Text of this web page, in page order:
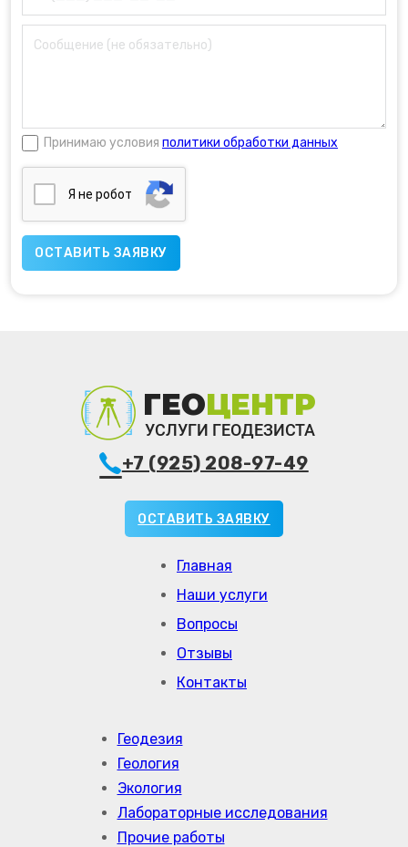
Принимаю условия политики обработки данных
Я нe poбoт
Главная
Наши услуги
Вопросы
Отзывы
Контакты
Геодезия
Геология
Экология
Лабораторные исследования
Прочие работы
+7 (925) 208-97-49
ОСТАВИТЬ ЗАЯВКУ